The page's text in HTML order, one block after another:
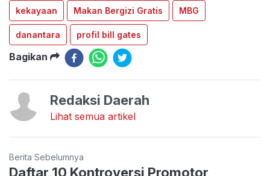
kekayaan Makan Bergizi Gratis MBG
danantara profil bill gates
Bagikan
Redaksi Daerah
Lihat semua artikel
Berita Sebelumnya
Daftar 10 Kontroversi Promotor